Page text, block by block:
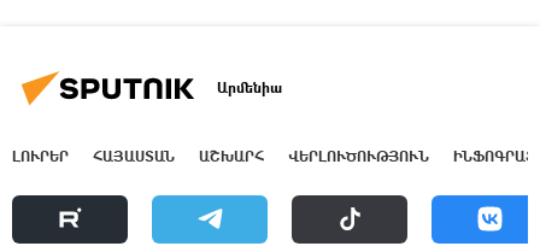
Արմենիա
ԼՈՒՐԵՐ ՀԱՅԱՍՏԱՆ ԱՇԽԱՐՀ ՎԵՐԼՈՒԾՈՒԹՅՈՒՆ